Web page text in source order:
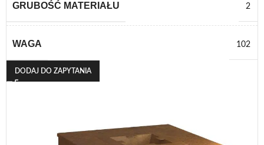
GRUBOŚĆ MATERIAŁU 2
WAGA 102
DODAJ DO ZAPYTANIA